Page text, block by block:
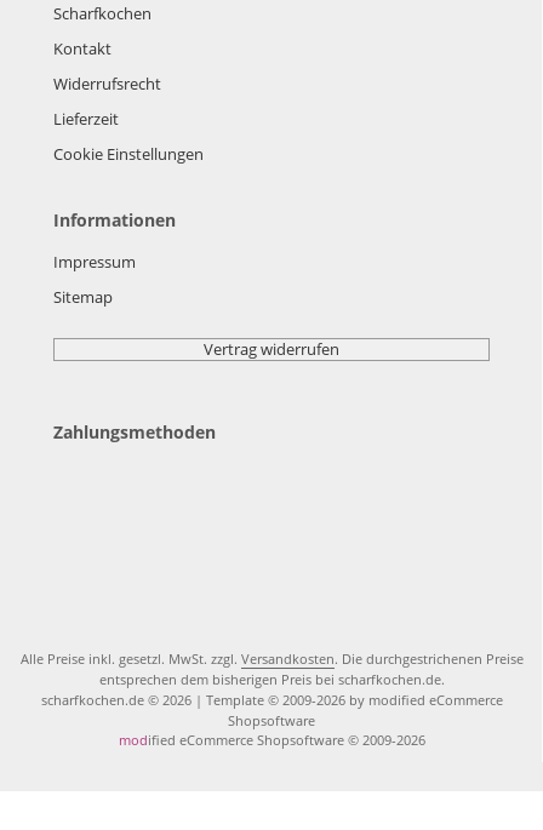
Scharfkochen
Kontakt
Widerrufsrecht
Lieferzeit
Cookie Einstellungen
Informationen
Impressum
Sitemap
Vertrag widerrufen
Zahlungsmethoden
Alle Preise inkl. gesetzl. MwSt. zzgl. Versandkosten. Die durchgestrichenen Preise
entsprechen dem bisherigen Preis bei scharfkochen.de.
scharfkochen.de © 2026 | Template © 2009-2026 by modified eCommerce
Shopsoftware
modified eCommerce Shopsoftware © 2009-2026